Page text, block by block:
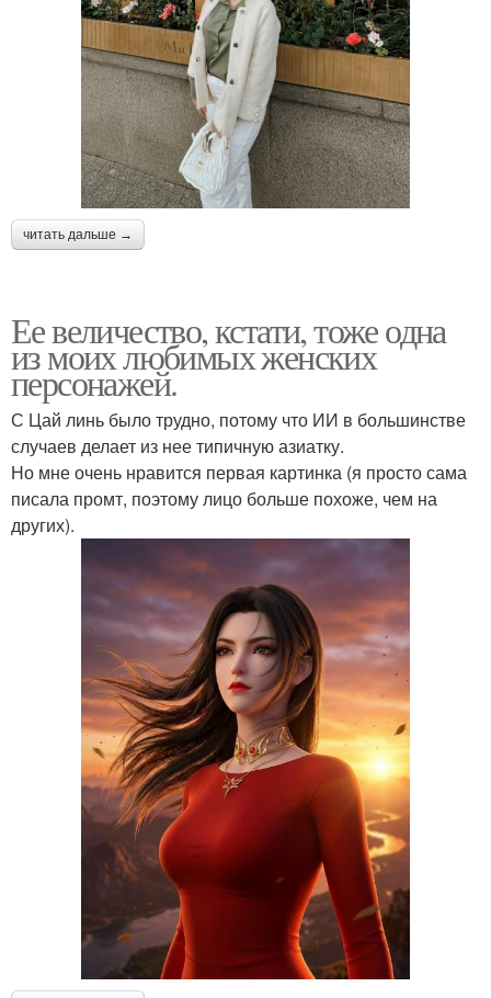
читать дальше →
Ее величество, кстати, тоже одна
из моих любимых женских
персонажей.
С Цай линь было трудно, потому что ИИ в большинстве
случаев делает из нее типичную азиатку.
Но мне очень нравится первая картинка (я просто сама
писала промт, поэтому лицо больше похоже, чем на
других).